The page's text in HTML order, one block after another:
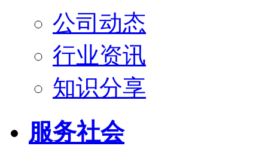
公司动态
行业资讯
知识分享
服务社会